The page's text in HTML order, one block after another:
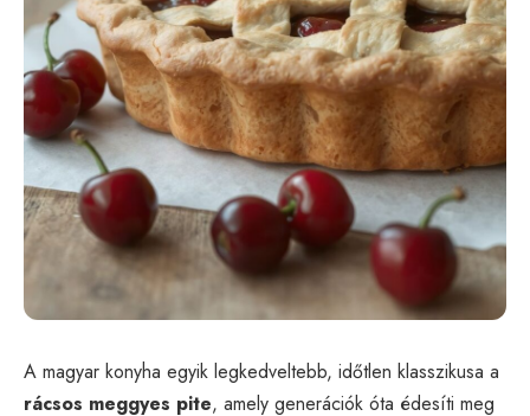
A magyar konyha egyik legkedveltebb, időtlen klasszikusa a
rácsos meggyes pite, amely generációk óta édesíti meg